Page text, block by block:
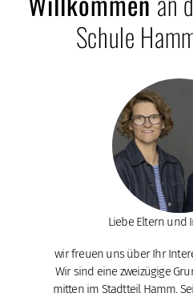
Schule
Liebe Eltern und
wir freuen uns über Ihr
Wir sind eine zweizügige
mitten im Stadtteil Hamm.